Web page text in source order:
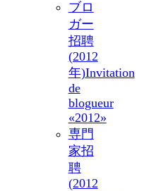
ブロ
ガー
招聘
(2012
年)Invitation
de
blogueur
«2012»
専門
家招
聘
(2012